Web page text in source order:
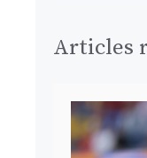
Articles